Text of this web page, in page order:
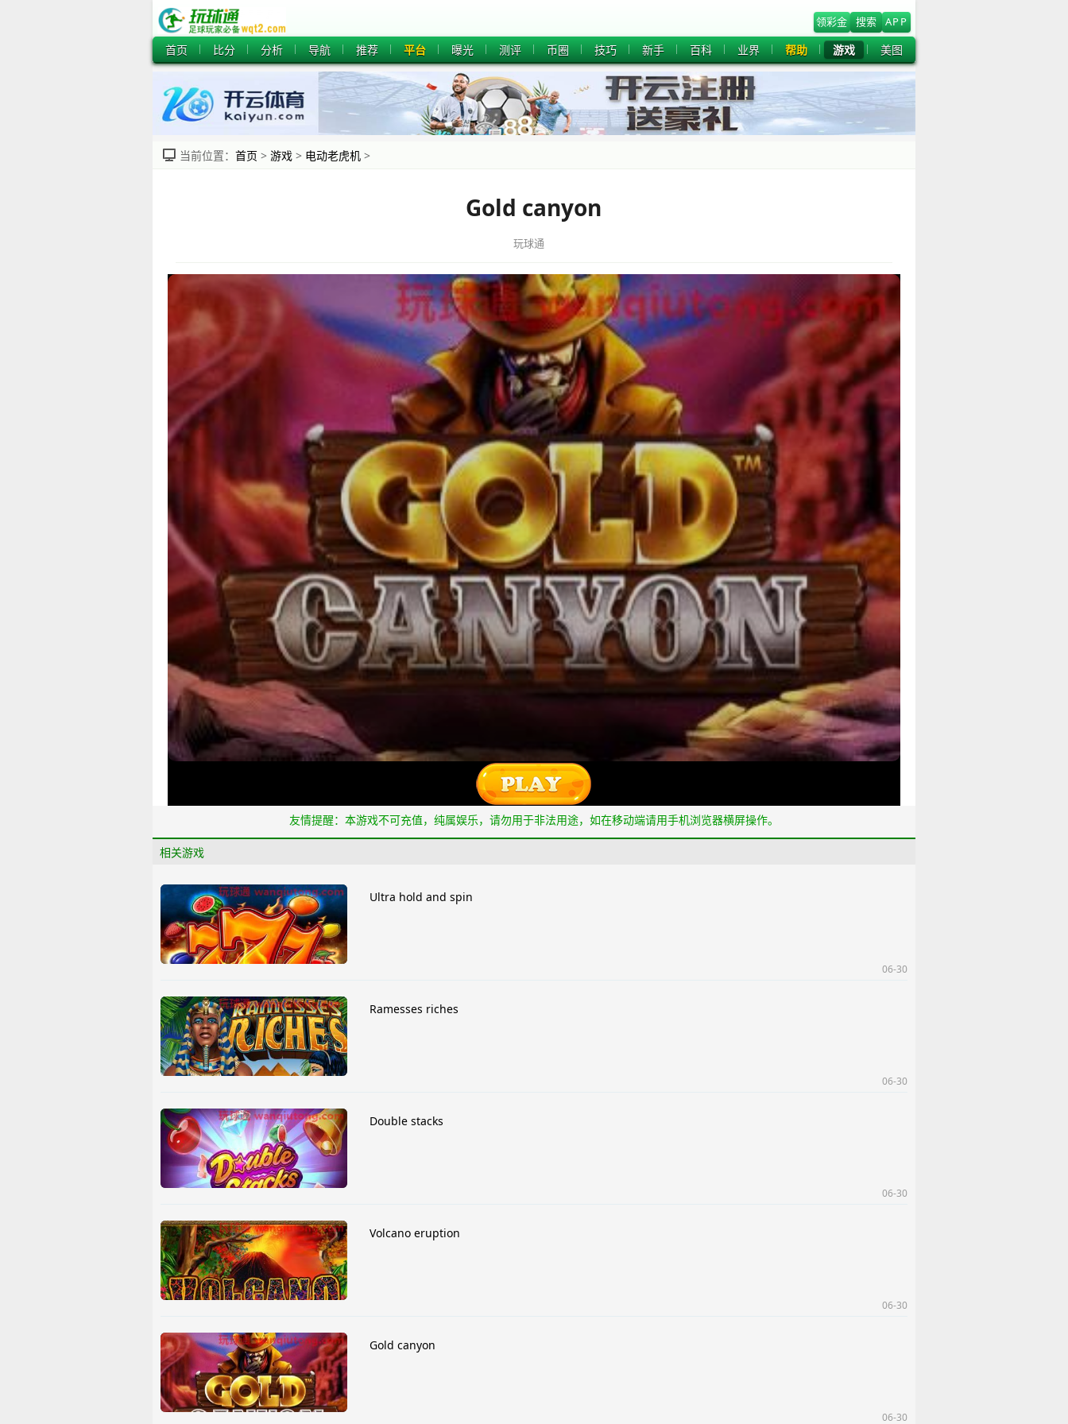
领彩金 搜索 APP
首页 比分 分析 导航 推荐 平台 曝光 测评 币圈 技巧 新手 百科 业界 帮助 游戏 美图
当前位置： 首页 > 游戏 > 电动老虎机 >
Gold canyon
玩球通
友情提醒：本游戏不可充值，纯属娱乐，请勿用于非法用途，如在移动端请用手机浏览器横屏操作。
相关游戏
Ultra hold and spin
06-30
Ramesses riches
06-30
Double stacks
06-30
Volcano eruption
06-30
Gold canyon
06-30